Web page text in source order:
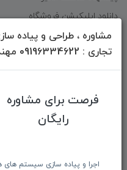
مشاوره ، طراحی و
تجاری : 09196334622 مهندس شاهسون
فرصت برای مشاوره
رایگان
اجرا و پیاده سازی سیستم
دانلود اپلیکیشن فروشگاه
دسترسی سریع
راهنمای ثبت سفارش
معرفـــی همکــاران